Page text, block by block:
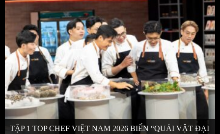
TẬP 1 TOP CHEF VIỆT NAM 2026 BIẾN “QUÁI VẬT ĐẠI